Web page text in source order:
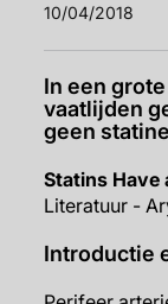
10/04/2018
In een
vaatlijden
geen
Statins Have
Literatuur -
Introductie